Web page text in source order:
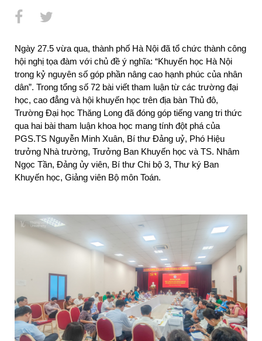
Ngày 27.5 vừa qua, thành phố Hà Nội đã tổ chức thành công
hội nghị tọa đàm với chủ đề ý nghĩa: “Khuyến học Hà Nội
trong kỷ nguyên số góp phần nâng cao hạnh phúc của nhân
dân”. Trong tổng số 72 bài viết tham luận từ các trường đại
học, cao đẳng và hội khuyến học trên địa bàn Thủ đô,
Trường Đại học Thăng Long đã đóng góp tiếng vang tri thức
qua hai bài tham luận khoa học mang tính đột phá của
PGS.TS Nguyễn Minh Xuân, Bí thư Đảng uỷ, Phó Hiệu
trưởng Nhà trường, Trưởng Ban Khuyến học và TS. Nhâm
Ngọc Tần, Đảng ủy viên, Bí thư Chi bộ 3, Thư ký Ban
Khuyến học, Giảng viên Bộ môn Toán.